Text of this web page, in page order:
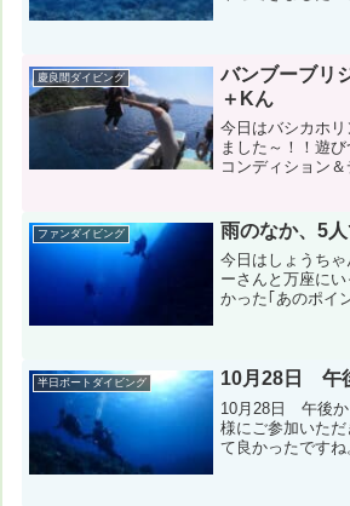
１本目：渡嘉敷
慶良間ダイビング
バンブーブリ
＋Kん
今日はバシカホ
ました～！！遊
コンディション
嘉敷島）２本目：
島）３本目：アイ
ファンダイビング 雨のなか、5
今日はしょうち
ーさんと万座に
かった｢あのポイ
エット5ｍｍ ...
半日ボートダイビング 10月28日 午
10月28日 午後か
様にご参加いただ
て良かったですね